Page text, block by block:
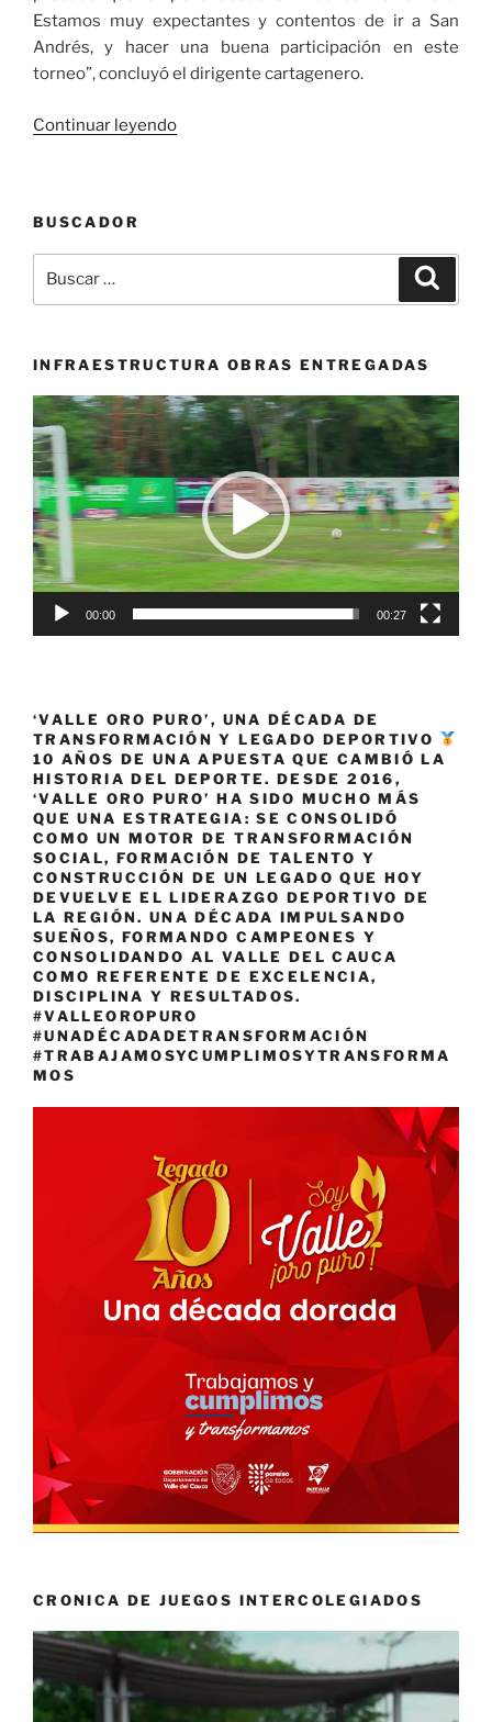
Estamos muy expectantes y contentos de ir a San
Andrés, y hacer una buena participación en este
torneo”, concluyó el dirigente cartagenero.
Continuar leyendo«El
es
equipo
de
organización
colombiana
del
baloncesto
profesional
colombiano»
BUSCADOR
por:
INFRAESTRUCTURA OBRAS ENTREGADAS
Reproductor
de
vídeo
00:00 00:27
‘VALLE ORO PURO’, UNA DÉCADA DE
TRANSFORMACIÓN Y LEGADO DEPORTIVO
10 AÑOS DE UNA APUESTA QUE CAMBIÓ LA
HISTORIA DEL DEPORTE. DESDE 2016,
‘VALLE ORO PURO’ HA SIDO MUCHO MÁS
QUE UNA ESTRATEGIA: SE CONSOLIDÓ
COMO UN MOTOR DE TRANSFORMACIÓN
SOCIAL, FORMACIÓN DE TALENTO Y
CONSTRUCCIÓN DE UN LEGADO QUE HOY
DEVUELVE EL LIDERAZGO DEPORTIVO DE
LA REGIÓN. UNA DÉCADA IMPULSANDO
SUEÑOS, FORMANDO CAMPEONES Y
CONSOLIDANDO AL VALLE DEL CAUCA
COMO REFERENTE DE EXCELENCIA,
DISCIPLINA Y RESULTADOS.
#VALLEOROPURO
#UNADÉCADADETRANSFORMACIÓN
#TRABAJAMOSYCUMPLIMOSYTRANSFORMA
MOS
CRONICA DE JUEGOS INTERCOLEGIADOS
Reproductor
vídeo